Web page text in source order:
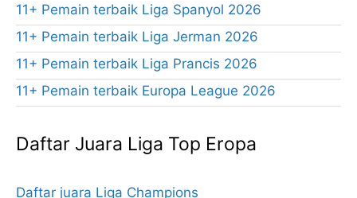
11+ Pemain terbaik Liga Spanyol 2026
11+ Pemain terbaik Liga Jerman 2026
11+ Pemain terbaik Liga Prancis 2026
11+ Pemain terbaik Europa League 2026
Daftar Juara Liga Top Eropa
Daftar juara Liga Champions